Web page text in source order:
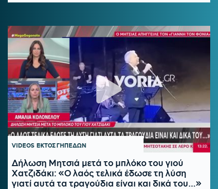
VIDEOS ΕΚΤΟΣ ΓΗΠΕΔΩΝ
Δήλωση Μητσιά μετά το μπλόκο του γιού
Χατζιδάκι: «Ο λαός τελικά έδωσε τη λύση
γιατί αυτά τα τραγούδια είναι και δικά του...»